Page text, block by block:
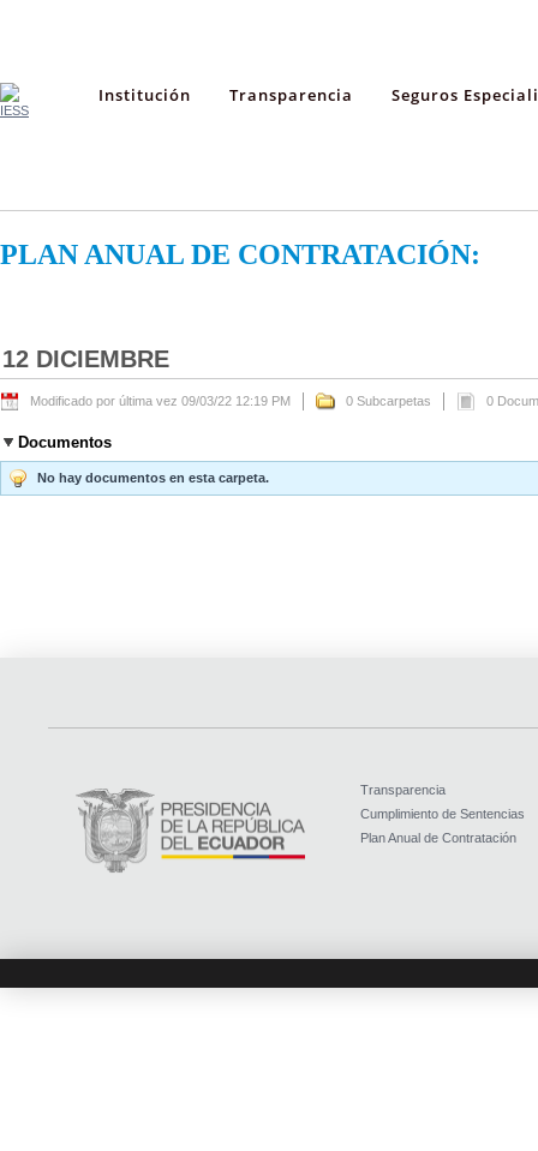
Institución Transparencia Seguros
PLAN ANUAL DE CONTRATACIÓN:
12 DICIEMBRE
Modificado por última vez 09/03/22 12:19 PM 0 Subcarpetas 0
Documentos
No hay documentos en esta carpeta.
Transparencia
Cumplimiento de Sentencias
Plan Anual de Contratación